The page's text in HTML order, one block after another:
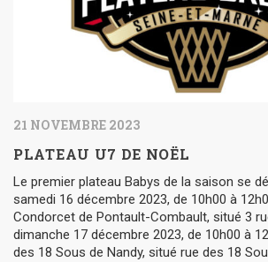
21 NOVEMBRE 2023
PLATEAU U7 DE NOËL
Le premier plateau Babys de la saison se
samedi 16 décembre 2023, de 10h00 à
Condorcet de Pontault-Combault, situé 3
dimanche 17 décembre 2023, de 10h00 à
des 18 Sous de Nandy, situé rue des 18